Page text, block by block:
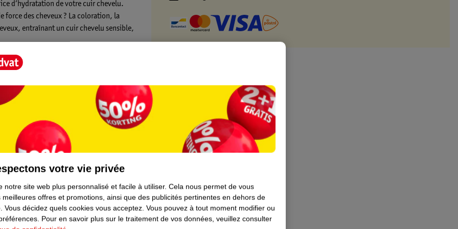
d’hydratation de votre cuir chevelu.
force des cheveux ? La coloration, la
entraînant un cuir chevelu sensible,
nourrit également votre cuir chevelu et
sains*.
sur le cuir chevelu humide ou sec, en
d’habitude. Utilisez matin et soir, au
la marque veut tout mettre en œuvre pour
irréalistes.
votre vie privée
notre site web plus personnalisé et facile à utiliser. Cela nous permet de vous
meilleures offres et promotions, ainsi que des publicités pertinentes en dehors de
Vous décidez quels cookies vous acceptez. Vous pouvez à tout moment modifier ou
Pour en savoir plus sur le traitement de vos données, veuillez consulter